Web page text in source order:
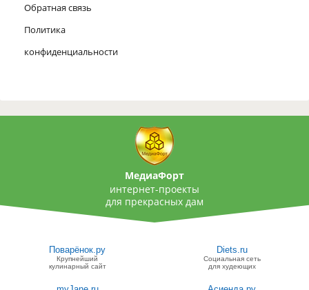
Обратная связь
Политика
конфиденциальности
МедиаФорт
интернет-проекты
для прекрасных дам
Поварёнок.ру
Крупнейший
кулинарный сайт
Diets.ru
Социальная сеть
для худеющих